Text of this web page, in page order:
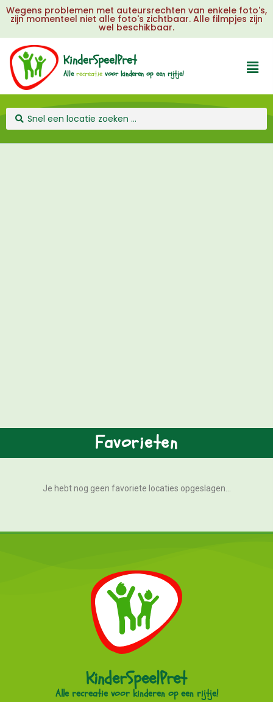
Wegens problemen met auteursrechten van enkele foto's,
zijn momenteel niet alle foto's zichtbaar. Alle filmpjes zijn
wel beschikbaar.
KinderSpeelPret
Alle recreatie voor kinderen op een rijtje!
Favorieten
Je hebt nog geen favoriete locaties opgeslagen...
KinderSpeelPret
Alle recreatie voor kinderen op een rijtje!